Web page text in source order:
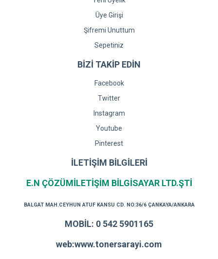
Üye Girişi
Şifremi Unuttum
Sepetiniz
BİZİ TAKİP EDİN
Facebook
Twitter
Instagram
Youtube
Pinterest
İLETİŞİM BİLGİLERİ
E.N ÇÖZÜMİLETİŞİM BİLGİSAYAR LTD.ŞTİ
BALGAT MAH.CEYHUN ATUF KANSU CD. NO:36/6 ÇANKAYA/ANKARA
MOBİL: 0 542 5901165
web:www.tonersarayi.com